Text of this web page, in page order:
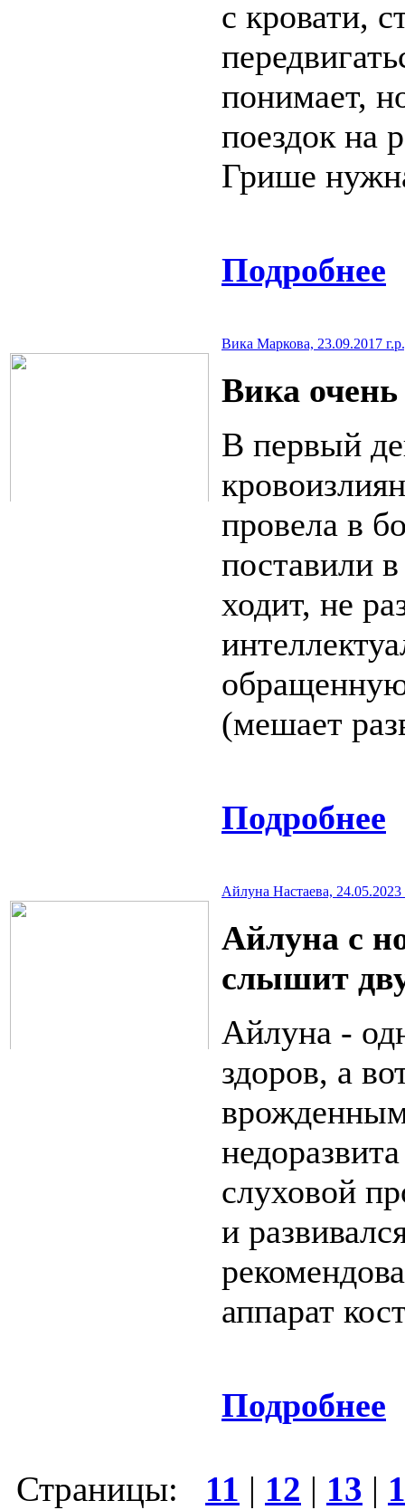
с кровати,
понимает,
поездок на
Грише
Подробнее
Вика Маркова, 23.09.2017
Вика очень
В первый
провела в
поставили
ходит, не
(мешает
Подробнее
Айлуна Настаева,
Айлуна с
слышит
Айлуна -
здоров, а
слуховой
и
аппарат
Подробнее
Страницы: 11 | 12 | 13 |